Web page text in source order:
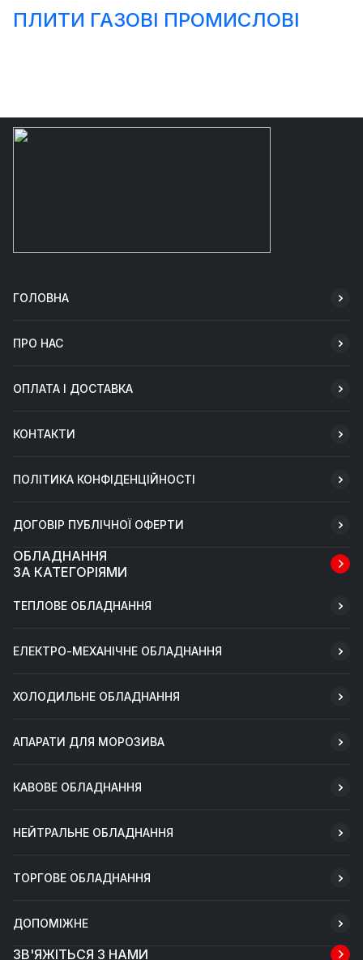
ПЛИТИ ГАЗОВІ ПРОМИСЛОВІ
ГОЛОВНА
ПРО НАС
ОПЛАТА І ДОСТАВКА
КОНТАКТИ
ПОЛІТИКА КОНФІДЕНЦІЙНОСТІ
ДОГОВІР ПУБЛІЧНОЇ ОФЕРТИ
ОБЛАДНАННЯ
ЗА КАТЕГОРІЯМИ
ТЕПЛОВЕ ОБЛАДНАННЯ
ЕЛЕКТРО-МЕХАНІЧНЕ ОБЛАДНАННЯ
ХОЛОДИЛЬНЕ ОБЛАДНАННЯ
АПАРАТИ ДЛЯ МОРОЗИВА
КАВОВЕ ОБЛАДНАННЯ
НЕЙТРАЛЬНЕ ОБЛАДНАННЯ
ТОРГОВЕ ОБЛАДНАННЯ
ДОПОМІЖНЕ
ЗВ'ЯЖІТЬСЯ З НАМИ